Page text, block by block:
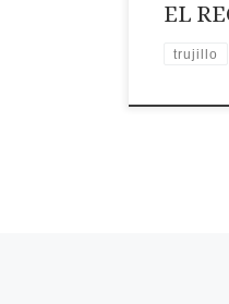
EL
trujillo